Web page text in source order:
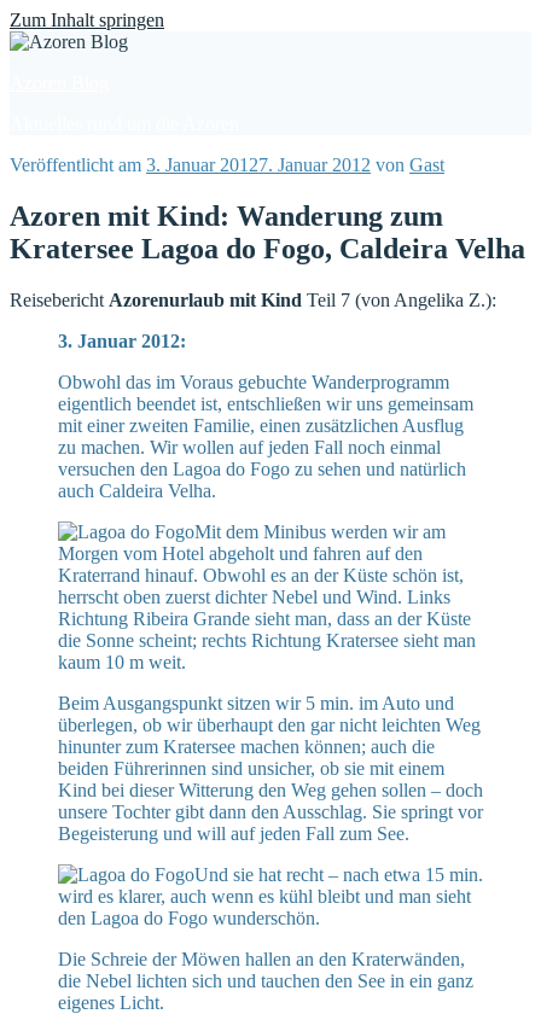
Zum Inhalt springen
Veröffentlicht am 3. Januar 20127. Januar 2012 von Gast
Azoren mit Kind: Wanderung zum
Kratersee Lagoa do Fogo, Caldeira Velha
Reisebericht Azorenurlaub mit Kind Teil 7 (von Angelika Z.):
3. Januar 2012:
Obwohl das im Voraus gebuchte Wanderprogramm
eigentlich beendet ist, entschließen wir uns gemeinsam
mit einer zweiten Familie, einen zusätzlichen Ausflug
zu machen. Wir wollen auf jeden Fall noch einmal
versuchen den Lagoa do Fogo zu sehen und natürlich
auch Caldeira Velha.
Mit dem Minibus werden wir am
Morgen vom Hotel abgeholt und fahren auf den
Kraterrand hinauf. Obwohl es an der Küste schön ist,
herrscht oben zuerst dichter Nebel und Wind. Links
Richtung Ribeira Grande sieht man, dass an der Küste
die Sonne scheint; rechts Richtung Kratersee sieht man
kaum 10 m weit.
Beim Ausgangspunkt sitzen wir 5 min. im Auto und
überlegen, ob wir überhaupt den gar nicht leichten Weg
hinunter zum Kratersee machen können; auch die
beiden Führerinnen sind unsicher, ob sie mit einem
Kind bei dieser Witterung den Weg gehen sollen – doch
unsere Tochter gibt dann den Ausschlag. Sie springt vor
Begeisterung und will auf jeden Fall zum See.
Und sie hat recht – nach etwa 15 min.
wird es klarer, auch wenn es kühl bleibt und man sieht
den Lagoa do Fogo wunderschön.
Die Schreie der Möwen hallen an den Kraterwänden,
die Nebel lichten sich und tauchen den See in ein ganz
eigenes Licht.